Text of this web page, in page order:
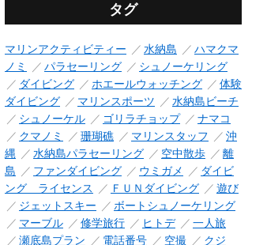
タグ
マリンアクティビティー 水納島
ハマクマ
ノミ
パラセーリング
シュノーケリング
ダイビング
ホエールウォッチング
体験
ダイビング
マリンスポーツ
水納島ビーチ
シュノーケル
ゴリラチョップ
ナマコ
クマノミ
珊瑚礁 マリンスタッフ
沖
縄
水納島パラセーリング 空中散歩
離
島
ファンダイビング ウミガメ
ダイビ
ング ライセンス
ＦＵＮダイビング
遊び
ジェットスキー
ボートシュノーケリング
マーブル
修学旅行 ヒトデ
一人旅
瀬底島プラン
電話番号 空撮
クジ